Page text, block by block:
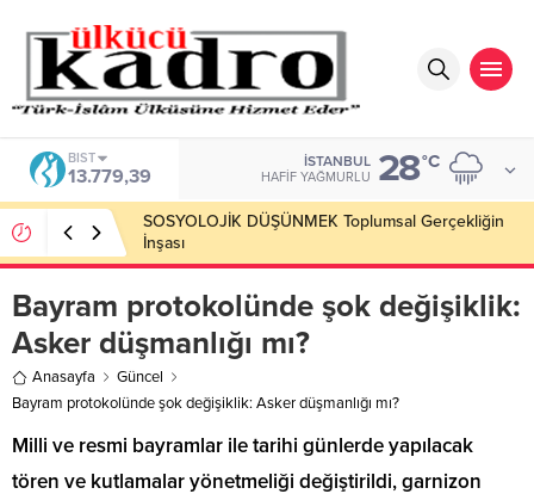
DOLAR
47,7111
İSTANBUL
HAFIF YAĞMURLU 28°C
Okumayı Pek de Sevmiyoruz Herhalde
Bayram protokolünde şok değişiklik:
Asker düşmanlığı mı?
Anasayfa
Güncel
Bayram protokolünde şok değişiklik: Asker düşmanlığı mı?
Milli ve resmi bayramlar ile tarihi günlerde yapılacak
tören ve kutlamalar yönetmeliği değiştirildi, garnizon